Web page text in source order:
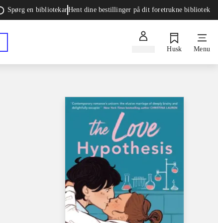
Spørg en bibliotekarHent dine bestillinger på dit foretrukne bibliotek
Husk Menu